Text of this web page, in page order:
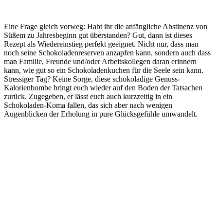
Eine Frage gleich vorweg: Habt ihr die anfängliche Abstinenz von
Süßem zu Jahresbeginn gut überstanden? Gut, dann ist dieses
Rezept als Wiedereinstieg perfekt geeignet. Nicht nur, dass man
noch seine Schokoladenreserven anzapfen kann, sondern auch dass
man Familie, Freunde und/oder Arbeitskollegen daran erinnern
kann, wie gut so ein Schokoladenkuchen für die Seele sein kann.
Stressiger Tag? Keine Sorge, diese schokoladige Genuss-
Kalorienbombe bringt euch wieder auf den Boden der Tatsachen
zurück. Zugegeben, er lässt euch auch kurzzeitig in ein
Schokoladen-Koma fallen, das sich aber nach wenigen
Augenblicken der Erholung in pure Glücksgefühle umwandelt.